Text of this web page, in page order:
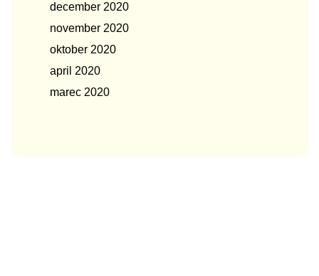
december 2020
november 2020
oktober 2020
april 2020
marec 2020